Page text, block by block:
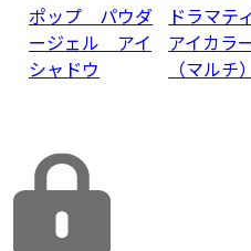
ポップ パウダ
ージェル アイ
シャドウ
ドラマテ
アイカラ
（マルチ）